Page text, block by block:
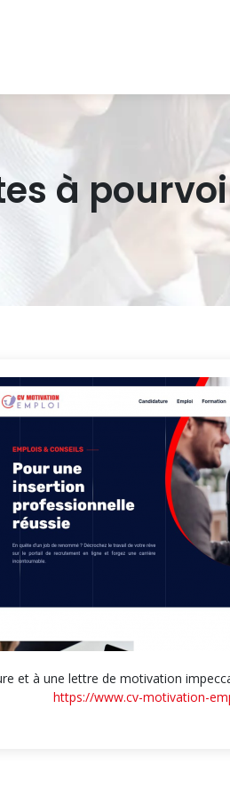
à
et à une lettre de motivation
https://www.cv-motivation-